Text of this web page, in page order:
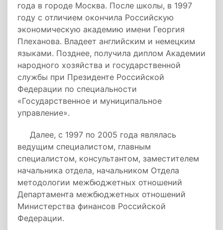
года в городе Москва. После школы, в 1997
году с отличием окончила Российскую
экономическую академию имени Георгия
Плеханова. Владеет английским и немецким
языками. Позднее, получила диплом Академии
народного хозяйства и государственной
службы при Президенте Российской
Федерации по специальности
«Государственное и муниципальное
управление».
Далее, с 1997 по 2005 года являлась
ведущим специалистом, главным
специалистом, консультантом, заместителем
начальника отдела, начальником Отдела
методологии межбюджетных отношений
Департамента межбюджетных отношений
Министерства финансов Российской
Федерации.